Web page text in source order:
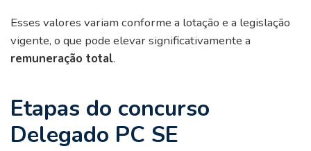
Esses valores variam conforme a lotação e a legislação
vigente, o que pode elevar significativamente a
remuneração total.
Etapas do concurso
Delegado PC SE